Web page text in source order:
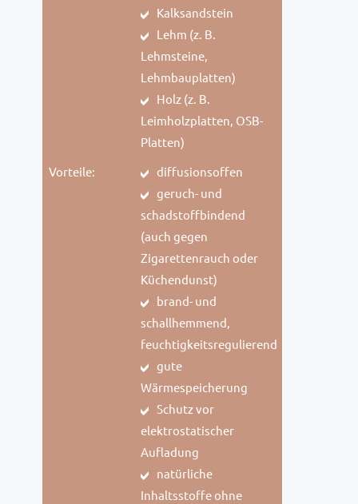
Kalksandstein
Lehm (z. B.
Lehmsteine,
Lehmbauplatten)
Holz (z. B.
Leimholzplatten, OSB-
Platten)
Vorteile:
diffusionsoffen
geruch- und
schadstoffbindend
(auch gegen
Zigarettenrauch oder
Küchendunst)
brand- und
schallhemmend,
feuchtigkeitsregulierend
gute
Wärmespeicherung
Schutz vor
elektrostatischer
Aufladung
natürliche
Inhaltsstoffe ohne